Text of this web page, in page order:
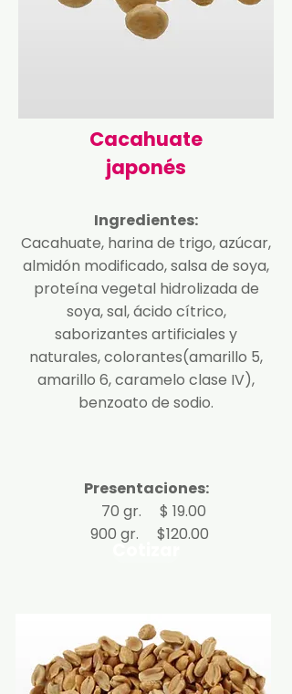
Cacahuate
japonés
Ingredientes:
Cacahuate, harina de trigo, azúcar,
almidón modificado, salsa de soya,
proteína vegetal hidrolizada de
soya, sal, ácido cítrico,
saborizantes artificiales y
naturales, colorantes(amarillo 5,
amarillo 6, caramelo clase IV),
benzoato de sodio.
Presentaciones:
70 gr. $ 19.00
900 gr. $120.00
Cotizar